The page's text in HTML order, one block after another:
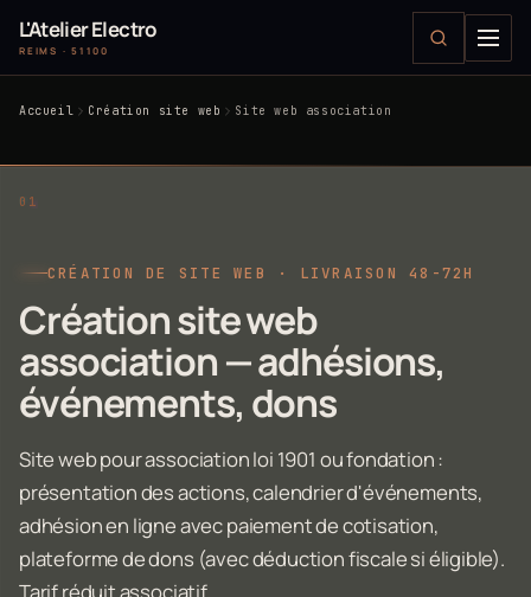
L'Atelier Electro
REIMS · 51100
Accueil Création site web Site web association
CRÉATION DE SITE WEB · LIVRAISON 48-72H
Création site web
association — adhésions,
événements, dons
Site web pour association loi 1901 ou fondation :
présentation des actions, calendrier d'événements,
adhésion en ligne avec paiement de cotisation,
plateforme de dons (avec déduction fiscale si éligible).
Tarif réduit associatif.